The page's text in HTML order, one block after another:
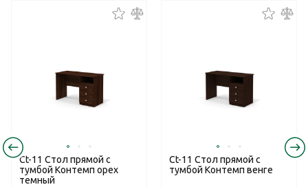
Ct-11 Стол прямой с
тумбой Контемп орех
темный
Ct-11 Стол прямой с
тумбой Контемп венге